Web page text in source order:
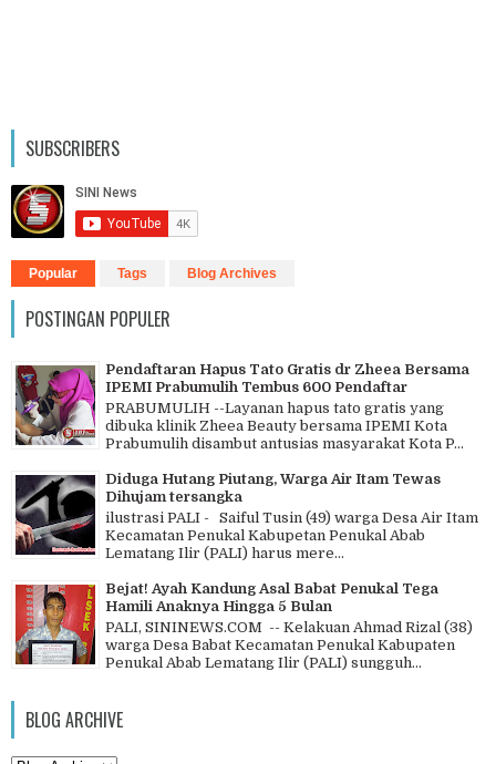
SUBSCRIBERS
Popular Tags Blog Archives
POSTINGAN POPULER
Pendaftaran Hapus Tato Gratis dr Zheea Bersama
IPEMI Prabumulih Tembus 600 Pendaftar
PRABUMULIH --Layanan hapus tato gratis yang
dibuka klinik Zheea Beauty bersama IPEMI Kota
Prabumulih disambut antusias masyarakat Kota P...
Diduga Hutang Piutang, Warga Air Itam Tewas
Dihujam tersangka
ilustrasi PALI - Saiful Tusin (49) warga Desa Air Itam
Kecamatan Penukal Kabupetan Penukal Abab
Lematang Ilir (PALI) harus mere...
Bejat! Ayah Kandung Asal Babat Penukal Tega
Hamili Anaknya Hingga 5 Bulan
PALI, SININEWS.COM -- Kelakuan Ahmad Rizal (38)
warga Desa Babat Kecamatan Penukal Kabupaten
Penukal Abab Lematang Ilir (PALI) sungguh...
BLOG ARCHIVE